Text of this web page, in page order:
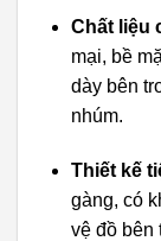
Chất liệu
mại, bề
dày bên
nhúm.
Thiết kế
gàng, có
vệ đồ bên